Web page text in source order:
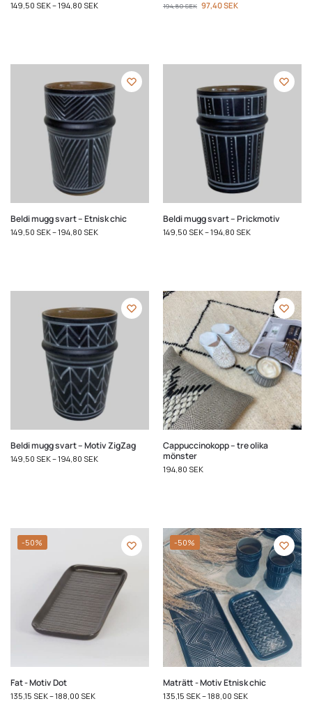
149,50 SEK–194,80 SEK 194,80SEK 97,40SEK
Beldi mugg svart – Etnisk chic
149,50 SEK–194,80 SEK
Beldi mugg svart – Prickmotiv
149,50 SEK–194,80 SEK
Beldi mugg svart – Motiv ZigZag
149,50 SEK–194,80 SEK
Cappuccinokopp – tre olika
mönster
194,80 SEK
-50%
Fat - Motiv Dot
135,15 SEK–188,00 SEK
-50%
Maträtt - Motiv Etnisk chic
135,15 SEK–188,00 SEK